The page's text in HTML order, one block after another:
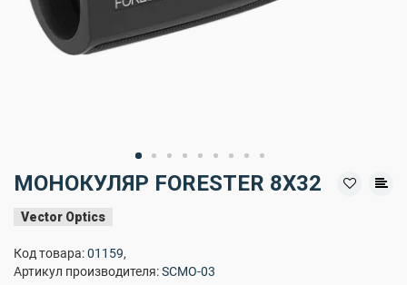
МОНОКУЛЯР FORESTER 8X32
Vector Optics
Код товара:01159,
Артикул производителя:SCMO-03